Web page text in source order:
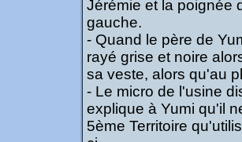
Jérémie et la poignée
gauche.
- Quand le père de
rayé grise et noire
sa veste, alors qu'au
- Le micro de l'usine
explique à Yumi qu'il
5ème Territoire